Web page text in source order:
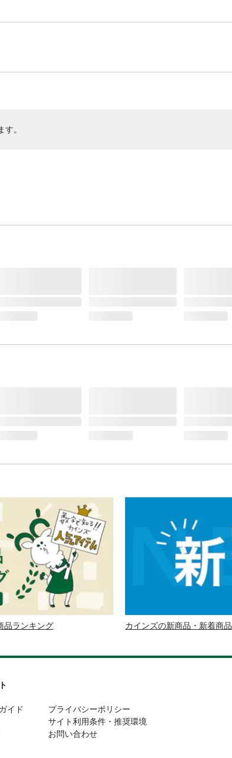
。
品ランキング カインズの新商品・新着商品
イド
プライバシーポリシー
サイト利用条件・推奨環境
お問い合わせ